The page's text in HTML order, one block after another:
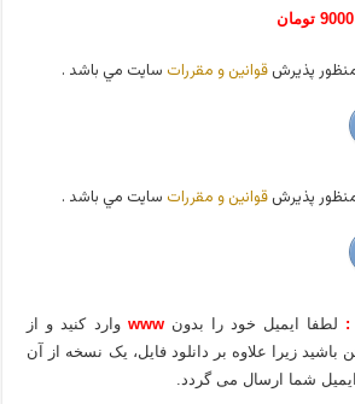
9000 تومان
پذيرشقوانين و مقررات سايت مي باشد .
پذيرشقوانين و مقررات سايت مي باشد .
: لطفا ایمیل خود را بدون www وارد کنید و از
زیرا علاوه بر دانلود فایل، یک نسخه از آن
شما ارسال می گردد.